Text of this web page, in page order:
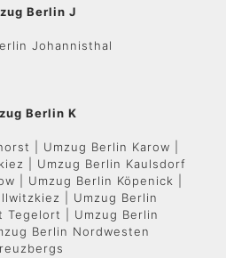
Berlin J
Johannisthal
Berlin K
| Umzug Berlin Karow |
| Umzug Berlin Kaulsdorf
| Umzug Berlin Köpenick |
| Umzug Berlin
Tegelort | Umzug Berlin
Berlin Nordwesten